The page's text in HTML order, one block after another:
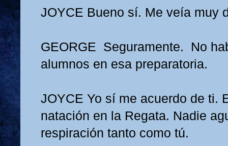
JOYCE Bueno sí. Me veía muy
GEORGE Seguramente. No
alumnos en esa preparatoria.
JOYCE Yo sí me acuerdo de ti.
natación en la Regata. Nadie
respiración tanto como tú.